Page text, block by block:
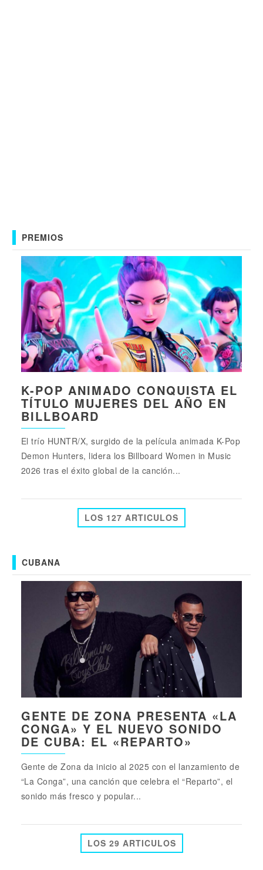
PREMIOS
K-POP ANIMADO CONQUISTA EL
TÍTULO MUJERES DEL AÑO EN
BILLBOARD
El trío HUNTR/X, surgido de la película animada K-Pop
Demon Hunters, lidera los Billboard Women in Music
2026 tras el éxito global de la canción...
LOS 127 ARTICULOS
CUBANA
GENTE DE ZONA PRESENTA «LA
CONGA» Y EL NUEVO SONIDO
DE CUBA: EL «REPARTO»
Gente de Zona da inicio al 2025 con el lanzamiento de
“La Conga”, una canción que celebra el “Reparto”, el
sonido más fresco y popular...
LOS 29 ARTICULOS